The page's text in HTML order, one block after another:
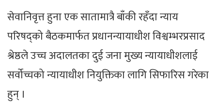
सेवानिवृत्त हुना एक सातामात्रै बाँकी रहँदा न्याय
परिषद्को बैठकमार्फत प्रधानन्यायाधीश विश्वम्भरप्रसाद
श्रेष्ठले उच्च अदालतका दुई जना मुख्य न्यायाधीशलाई
सर्वोच्चको न्यायाधीश नियुक्तिका लागि सिफारिस गरेका
हुन् ।